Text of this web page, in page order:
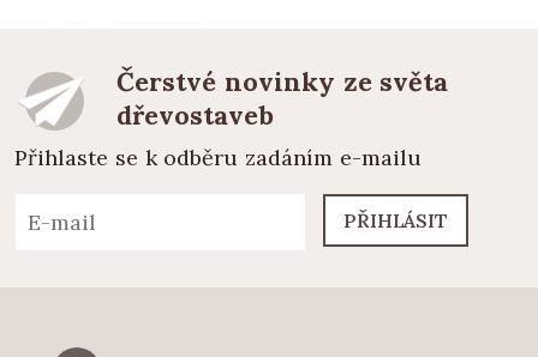
Čerstvé novinky ze světa
dřevostaveb
Přihlaste se k odběru zadáním e-mailu
PŘIHLÁSIT